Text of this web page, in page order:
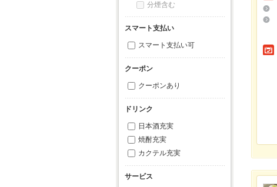
分煙含む
スマート支払い
スマート支払い可
クーポン
クーポンあり
ドリンク
日本酒充実
焼酎充実
カクテル充実
サービス